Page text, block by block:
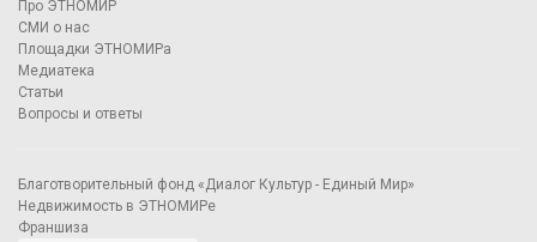
Про ЭТНОМИР
СМИ о нас
Площадки ЭТНОМИРа
Медиатека
Статьи
Вопросы и ответы
Благотворительный фонд «Диалог Культур - Единый Мир»
Недвижимость в ЭТНОМИРе
Франшиза